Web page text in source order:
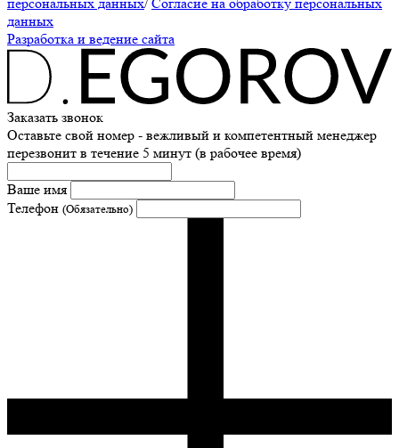
персональных данных/ Согласие на обработку персональных
данных
Разработка и ведение сайта
Заказать звонок
Оставьте свой номер - вежливый и компетентный менеджер
перезвонит в течение 5 минут (в рабочее время)
Ваше имя
Телефон (Обязательно)